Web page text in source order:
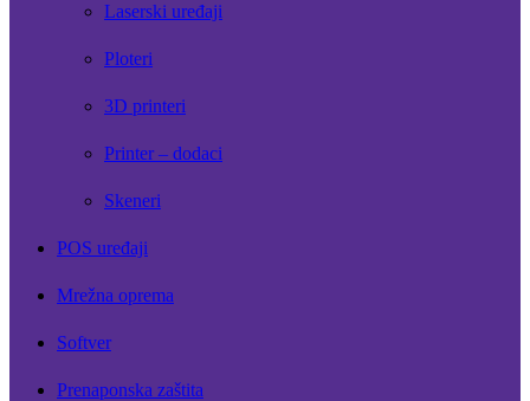
Laserski uređaji
Ploteri
3D printeri
Printer – dodaci
Skeneri
POS uređaji
Mrežna oprema
Softver
Prenaponska zaštita